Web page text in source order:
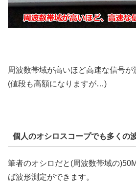
周波数帯域が高いほど高速な信号が
(値段も高額になりますが…)
個人のオシロスコープでも多くの
筆者のオシロだと(周波数帯域の
ば波形測定ができます。